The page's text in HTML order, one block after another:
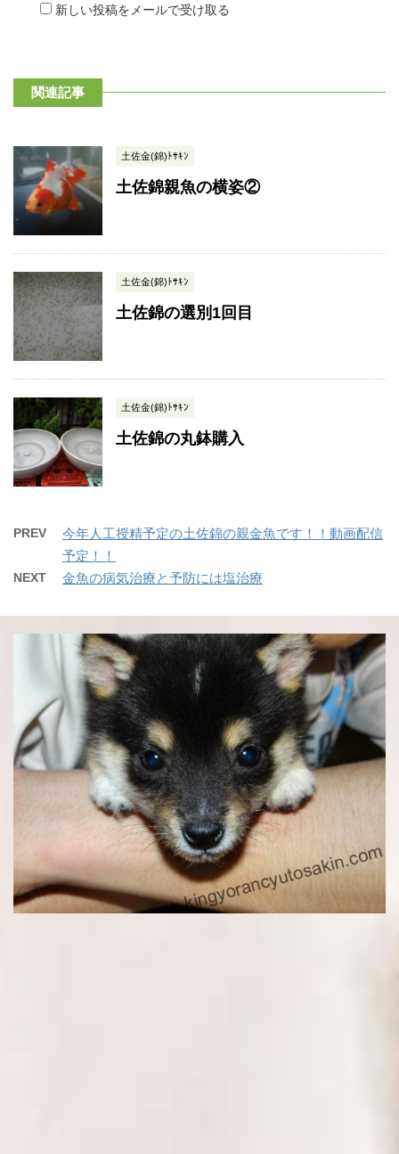
新しい投稿をメールで受け取る
関連記事
土佐金(錦)ﾄｻｷﾝ
土佐錦親魚の横姿②
土佐金(錦)ﾄｻｷﾝ
土佐錦の選別1回目
土佐金(錦)ﾄｻｷﾝ
土佐錦の丸鉢購入
PREV
今年人工授精予定の土佐錦の親金魚です！！動画配信
予定！！
NEXT 金魚の病気治療と予防には塩治療